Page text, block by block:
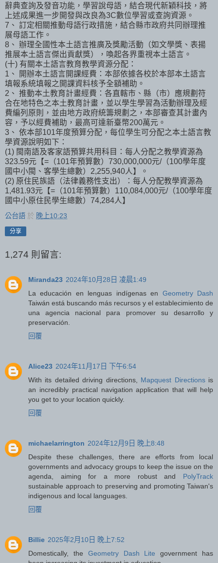
辭典查詢及發音功能，學習說母語，結合現代新穎科技，將
上述成果進一步開發與改良為3C數位學習或查詢資源。
7、 訂定相關推動母語行政措施，結合縣市政府共同辦理推
展母語工作。
8、 辦理全國性本土語言推廣及獎勵活動（如文學獎、表揚
推展本土語言傑出貢獻獎），喚起各界重視本土語言。
(十) 有關本土語言教育教學資源分配：
1、 開辦本土語言開課經費：本部依據各校於本部本土語言
填報系統填報之開課資料核予全額補助。
2、 推動本土教育計畫經費：各直轄市、縣（市）應規劃符
合在地特色之本土教育計畫，並以學生學習為活動辦理及經
費編列原則，並由地方政府統籌規劃之，本部審查其計畫內
容，予以經費補助，最高可達新臺幣200萬元。
3、 依本部101年度預算分配，每位學生可分配之本土語言教
學資源說明如下：
(1) 閩南語及客家語預算共用科目：每人分配之教學資源為
323.59元【=（101年預算數）730,000,000元/（100學年度
國中小閩、客學生總數）2,255,940人】。
(2) 原住民族語（法律義務性支出）：每人分配教學資源為
1,481.93元【=（101年預算數）110,084,000元/（100學年度
國中小原住民學生總數）74,284人】
公台語 於 晚上10:23
分享
1,274 則留言:
Miranda23 2024年10月28日 凌晨1:49
La educación en lenguas indígenas en Geometry Dash
Taiwán está buscando más recursos y el establecimiento de
una agencia nacional para promover su desarrollo y
preservación.
回覆
Alice23 2024年11月17日 下午6:54
With its detailed driving directions, Mapquest Directionsis
an incredibly practical navigation application that will help
you get to your location quickly.
回覆
michaelarrington 2024年12月9日 晚上8:48
Despite these challenges, there are efforts from local
governments and advocacy groups to keep the issue on the
agenda, aiming for a more robust and PolyTrack
sustainable approach to preserving and promoting Taiwan's
indigenous and local languages.
回覆
Billie 2025年2月10日 晚上7:52
Domestically, the Geometry Dash Lite government has